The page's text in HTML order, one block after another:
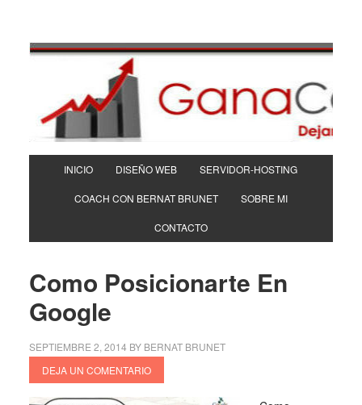
INICIO DISEÑO WEB SERVIDOR-HOSTING
COACH CON BERNAT BRUNET SOBRE MI
CONTACTO
Como Posicionarte En
Google
SEPTIEMBRE 2, 2014 BY BERNAT BRUNET
DEJA UN COMENTARIO